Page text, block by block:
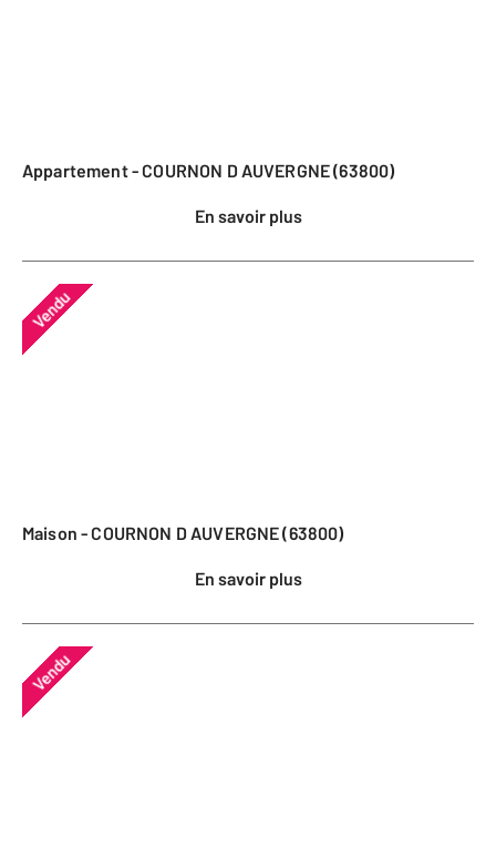
Appartement - COURNON D AUVERGNE (63800)
En savoir plus
Vendu
Maison - COURNON D AUVERGNE (63800)
En savoir plus
Vendu